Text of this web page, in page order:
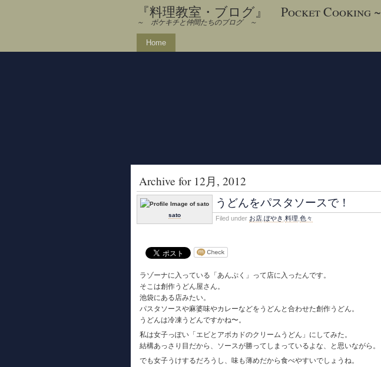
『料理教室・ブログ』 Pocket Cooking ~
～ ポケキチと仲間たちのブログ ～
Home
Archive for 12月, 2012
sato
うどんをパスタソースで！
Filed under お店 ぼやき 料理 色々
ラゾーナに入っている「あんぷく」って店に入ったんです。
そこは創作うどん屋さん。
池袋にある店みたい。
パスタソースや麻婆味やカレーなどをうどんと合わせた創作うどん。
うどんは冷凍うどんですかね〜。
私は女子っぽい「エビとアボカドのクリームうどん」にしてみた。
結構あっさり目だから、ソースが勝ってしまっているよな、と思いながら。
でも女子うけするだろうし、味も薄めだから食べやすいでしょうね。